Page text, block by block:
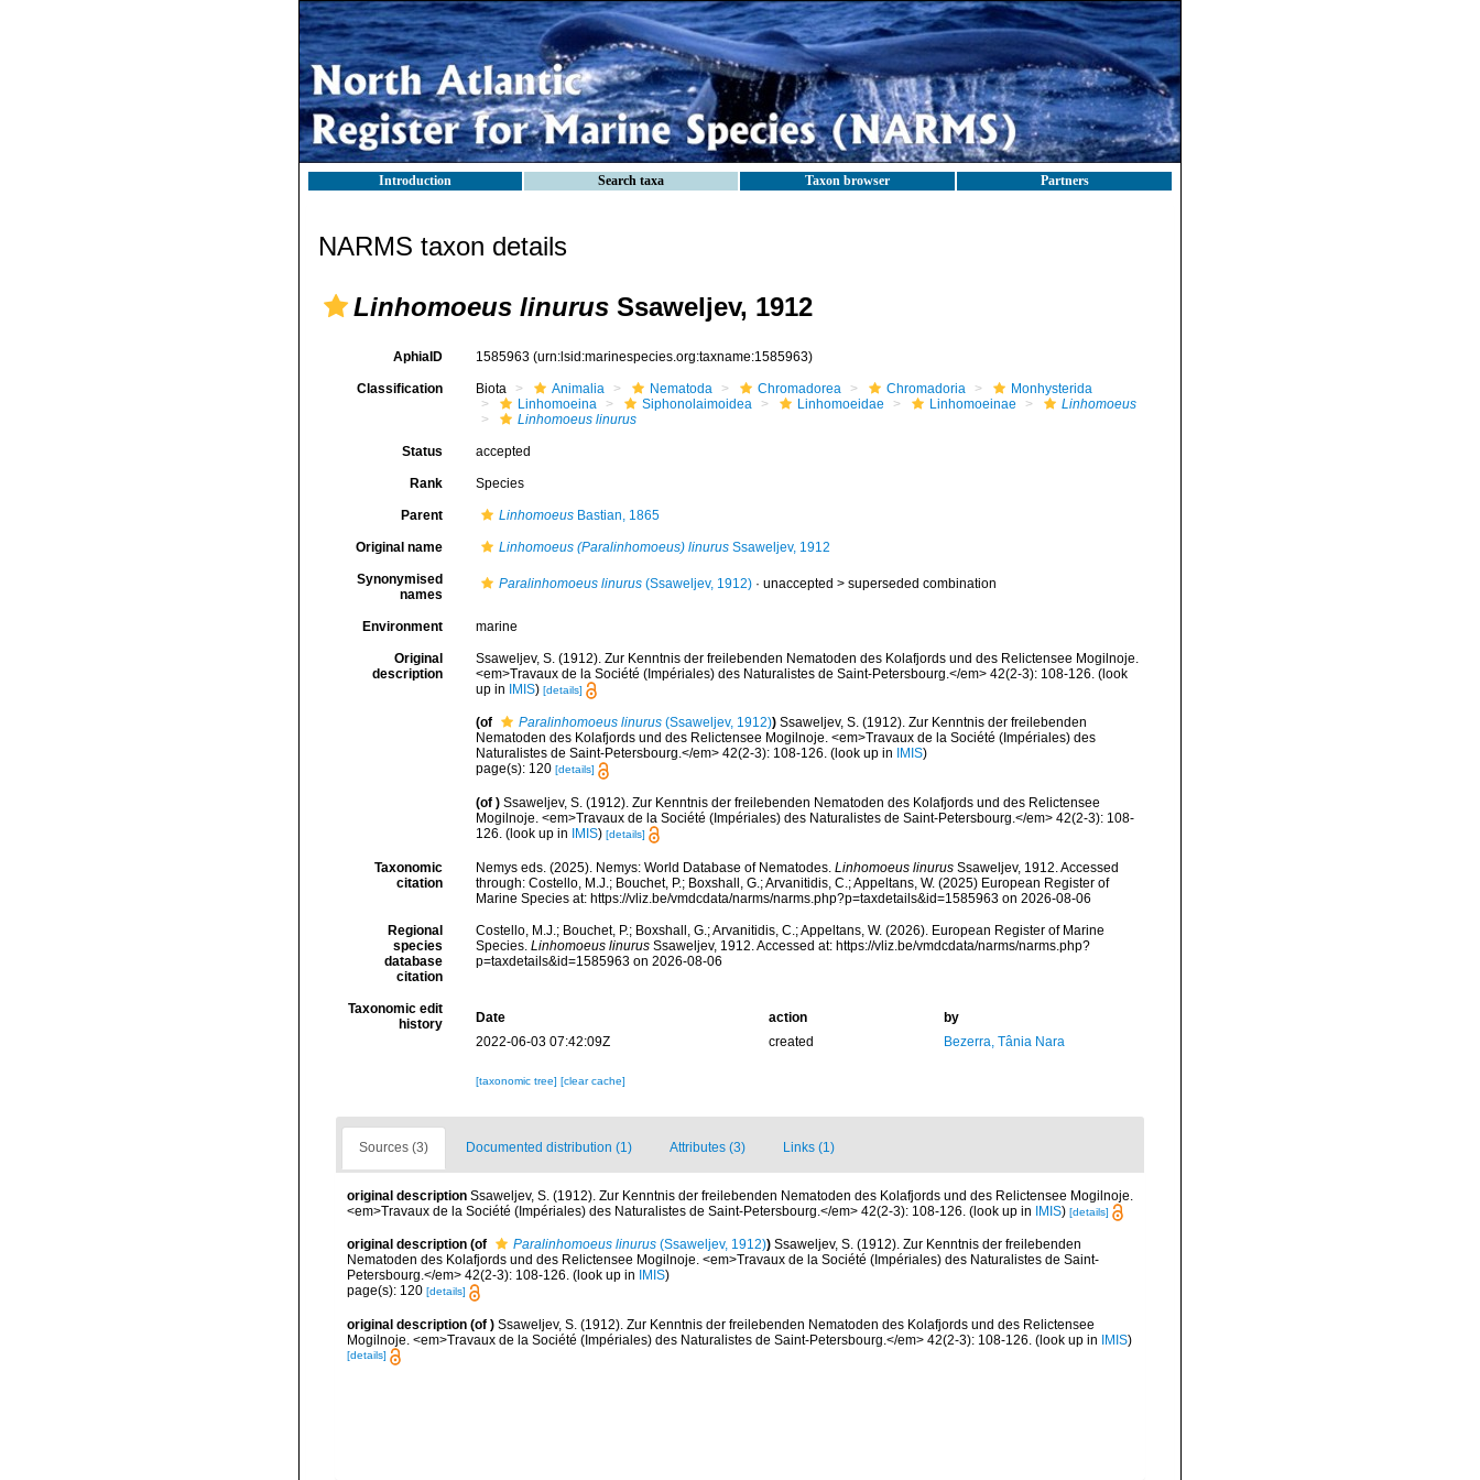
Introduction Search taxa Taxon browser Partners
NARMS taxon details
Linhomoeus linurus Ssaweljev, 1912
AphiaID 1585963 (urn:lsid:marinespecies.org:taxname:1585963)
Classification Biota Animalia Nematoda Chromadorea Chromadoria
Monhysterida
Linhomoeina
Siphonolaimoidea Linhomoeidae Linhomoeinae
Linhomoeus
Linhomoeus linurus
Status accepted
Rank Species
Parent LinhomoeusBastian, 1865
Original name Linhomoeus (Paralinhomoeus) linurusSsaweljev, 1912
Synonymised
names
Paralinhomoeus linurus(Ssaweljev, 1912)· unaccepted > superseded combination
Environment marine
Original
description
Ssaweljev, S. (1912). Zur Kenntnis der freilebenden Nematoden des Kolafjords und des Relictensee Mogilnoje.
<em>Travaux de la Société (Impériales) des Naturalistes de Saint-Petersbourg.</em> 42(2-3): 108-126.(look
up in
IMIS) [details]
(of Paralinhomoeus linurus(Ssaweljev, 1912)) Ssaweljev, S. (1912). Zur Kenntnis der freilebenden
Nematoden des Kolafjords und des Relictensee Mogilnoje. <em>Travaux de la Société (Impériales) des
Naturalistes de Saint-Petersbourg.</em> 42(2-3): 108-126.(look up in IMIS)
page(s): 120 [details]
(of ) Ssaweljev, S. (1912). Zur Kenntnis der freilebenden Nematoden des Kolafjords und des Relictensee
Mogilnoje. <em>Travaux de la Société (Impériales) des Naturalistes de Saint-Petersbourg.</em> 42(2-3): 108-
126. (look up in IMIS) [details]
Taxonomic
citation
Nemys eds. (2025). Nemys: World Database of Nematodes. Linhomoeus linurusSsaweljev, 1912. Accessed
through: Costello, M.J.; Bouchet, P.; Boxshall, G.; Arvanitidis, C.; Appeltans, W. (2025) European Register of
Marine Species at: https://vliz.be/vmdcdata/narms/narms.php?p=taxdetails&id=1585963 on 2026-08-06
Regional
species
database
citation
Costello, M.J.; Bouchet, P.; Boxshall, G.; Arvanitidis, C.; Appeltans, W. (2026). European Register of Marine
Species. Linhomoeus linurusSsaweljev, 1912. Accessed at: https://vliz.be/vmdcdata/narms/narms.php?
p=taxdetails&id=1585963 on 2026-08-06
Taxonomic edit
history
Date action
by
2022-06-03 07:42:09Z
created Bezerra, Tânia Nara
[taxonomic tree] [clear cache]
Sources (3) Documented distribution (1) Attributes (3) Links (1)
original description Ssaweljev, S. (1912). Zur Kenntnis der freilebenden Nematoden des Kolafjords und des Relictensee Mogilnoje.
<em>Travaux de la Société (Impériales) des Naturalistes de Saint-Petersbourg.</em> 42(2-3): 108-126. (look up in IMIS) [details]
original description (of Paralinhomoeus linurus (Ssaweljev, 1912)) Ssaweljev, S. (1912). Zur Kenntnis der freilebenden
Nematoden des Kolafjords und des Relictensee Mogilnoje. <em>Travaux de la Société (Impériales) des Naturalistes de Saint-
Petersbourg.</em> 42(2-3): 108-126. (look up in IMIS)
page(s): 120 [details]
original description (of ) Ssaweljev, S. (1912). Zur Kenntnis der freilebenden Nematoden des Kolafjords und des Relictensee
Mogilnoje. <em>Travaux de la Société (Impériales) des Naturalistes de Saint-Petersbourg.</em> 42(2-3): 108-126. (look up in IMIS)
[details]